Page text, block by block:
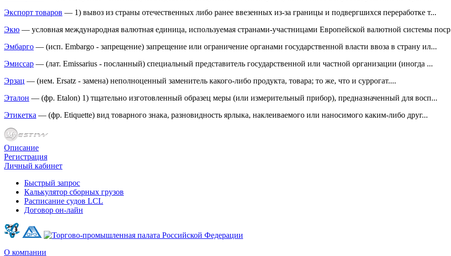
Экспорт товаров — 1) вывоз из страны отечественных либо ранее ввезенных из-за границы и подвергшихся переработке т...
Экю — условная международная валютная единица, используемая странами-участницами Европейской валютной системы
Эмбарго — (исп. Embargo - запрещение) запрещение или ограничение органами государственной власти ввоза в страну ил...
Эмиссар — (лат. Emissarius - посланный) специальный представитель государственной или частной организации (иногда ...
Эрзац — (нем. Ersatz - замена) неполноценный заменитель какого-либо продукта, товара; то же, что и суррогат....
Эталон — (фр. Etalon) 1) тщательно изготовленный образец меры (или измерительный прибор), предназначенный для восп...
Этикетка — (фр. Etiquette) вид товарного знака, разновидность ярлыка, наклеиваемого или наносимого каким-либо друг...
Описание
Регистрация
Личный кабинет
Быстрый запрос
Калькулятор сборных грузов
Расписание судов LCL
Договор он-лайн
О компании